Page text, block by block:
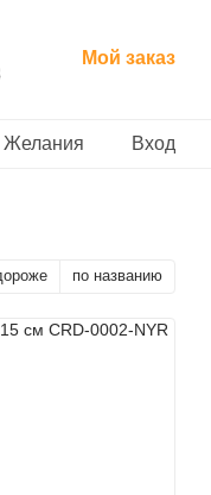
Мой заказ
Желания Вход
по названию